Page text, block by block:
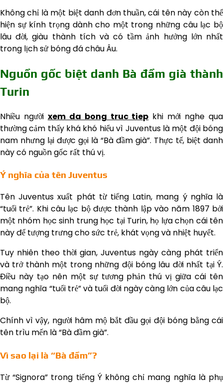
Không chỉ là một biệt danh đơn thuần, cái tên này còn thể
hiện sự kính trọng dành cho một trong những câu lạc bộ
lâu đời, giàu thành tích và có tầm ảnh hưởng lớn nhất
trong lịch sử bóng đá châu Âu.
Nguồn gốc biệt danh Bà đầm già thành
Turin
Nhiều người xem da bong truc tiep khi mới nghe qua
thường cảm thấy khá khó hiểu vì Juventus là một đội bóng
nam nhưng lại được gọi là “Bà đầm già”. Thực tế, biệt danh
này có nguồn gốc rất thú vị.
Ý nghĩa của tên Juventus
Tên Juventus xuất phát từ tiếng Latin, mang ý nghĩa là
“tuổi trẻ”. Khi câu lạc bộ được thành lập vào năm 1897 bởi
một nhóm học sinh trung học tại Turin, họ lựa chọn cái tên
này để tượng trưng cho sức trẻ, khát vọng và nhiệt huyết.
Tuy nhiên theo thời gian, Juventus ngày càng phát triển
và trở thành một trong những đội bóng lâu đời nhất tại Ý.
Điều này tạo nên một sự tương phản thú vị giữa cái tên
mang nghĩa “tuổi trẻ” và tuổi đời ngày càng lớn của câu lạc
bộ.
Chính vì vậy, người hâm mộ bắt đầu gọi đội bóng bằng cái
tên trìu mến là “Bà đầm già”.
Vì sao lại là “Bà đầm”?
Từ “Signora” trong tiếng Ý không chỉ mang nghĩa là phụ